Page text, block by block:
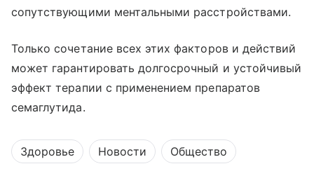
сопутствующими ментальными расстройствами.
Только сочетание всех этих факторов и действий
может гарантировать долгосрочный и устойчивый
эффект терапии с применением препаратов
семаглутида.
Здоровье Новости Общество